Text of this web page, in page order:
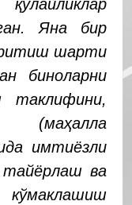
Яна бир
шарти
биноларни
таклифини,
имтиёзли
тайёрлаш ва